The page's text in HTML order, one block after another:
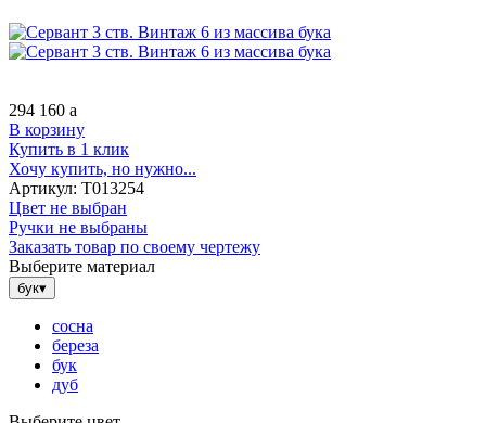
294 160 a
В корзину
Купить в 1 клик
Хочу купить, но нужно...
Артикул: Т013254
Цвет не выбран
Ручки не выбраны
Заказать товар по своему чертежу
Выберите материал
бук▾
сосна
береза
бук
дуб